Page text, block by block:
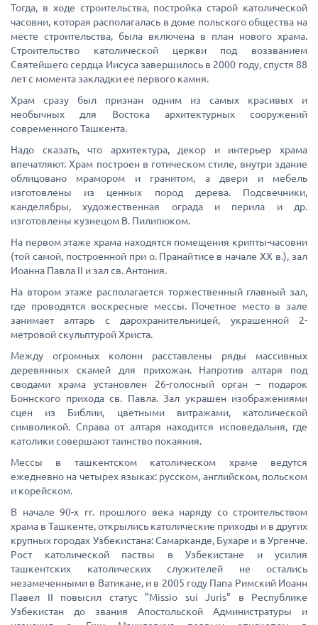
Тогда, в ходе строительства, постройка старой католической
часовни, которая располагалась в доме польского общества на
месте строительства, была включена в план нового храма.
Строительство католической церкви под воззванием
Святейшего сердца Иисуса завершилось в 2000 году, спустя 88
лет с момента закладки ее первого камня.
Храм сразу был признан одним из самых красивых и
необычных для Востока архитектурных сооружений
современного Ташкента.
Надо сказать, что архитектура, декор и интерьер храма
впечатляют. Храм построен в готическом стиле, внутри здание
облицовано мрамором и гранитом, а двери и мебель
изготовлены из ценных пород дерева. Подсвечники,
канделябры, художественная ограда и перила и др.
изготовлены кузнецом В. Пилипюком.
На первом этаже храма находятся помещения крипты-часовни
(той самой, построенной при о. Пранайтисе в начале XX в.), зал
Иоанна Павла II и зал св. Антония.
На втором этаже располагается торжественный главный зал,
где проводятся воскресные мессы. Почетное место в зале
занимает алтарь с дарохранительницей, украшенной 2-
метровой скульптурой Христа.
Между огромных колонн расставлены ряды массивных
деревянных скамей для прихожан. Напротив алтаря под
сводами храма установлен 26-голосный орган – подарок
Боннского прихода св. Павла. Зал украшен изображениями
сцен из Библии, цветными витражами, католической
символикой. Справа от алтаря находится исповедальня, где
католики совершают таинство покаяния.
Мессы в ташкентском католическом храме ведутся
ежедневно на четырех языках: русском, английском, польском
и корейском.
В начале 90-х гг. прошлого века наряду со строительством
храма в Ташкенте, открылись католические приходы и в других
крупных городах Узбекистана: Самарканде, Бухаре и в Ургенче.
Рост католической паствы в Узбекистане и усилия
ташкентских католических служителей не остались
незамеченными в Ватикане, и в 2005 году Папа Римский Иоанн
Павел II повысил статус "Missio sui Juris" в Республике
Узбекистан до звания Апостольской Администратуры и